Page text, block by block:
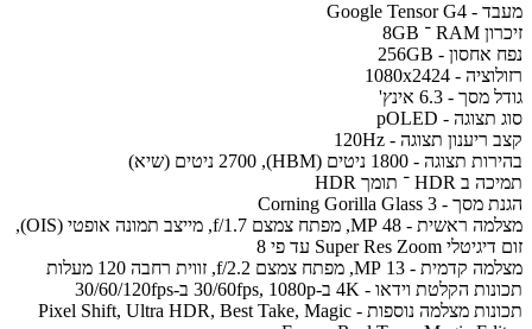
מעבד - Google Tensor G4
זיכרון RAM ־ 8GB
נפח אחסון - 256GB
רזולוציה - 1080x2424
גודל מסך - 6.3 אינץ'
סוג תצוגה - pOLED
קצב ריענון תצוגה - 120Hz
בהירות תצוגה - 1800 ניטים (HBM), 2700 ניטים (שיא)
תמיכה ב HDR ־ תומך HDR
הגנת מסך - Corning Gorilla Glass 3
מצלמה ראשית - 48 MP, מפתח צמצם f/1.7, מייצב תמונה אופטי (OIS),
זום דיגיטלי Super Res Zoom עד פי 8
מצלמה קדמית - 13 MP, מפתח צמצם f/2.2, זווית רחבה 120 מעלות
תכונות הקלטת וידאו - 4K ב-30/60fps, 1080p ב-30/60/120fps
תכונות מצלמה נוספות - Pixel Shift, Ultra HDR, Best Take, Magic